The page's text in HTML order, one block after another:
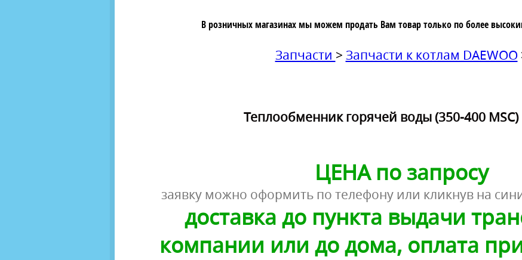
В розничных магазинах мы можем продать Вам товар только по более
Запчасти > Запчасти к котлам DAEWOO
Теплообменник горячей воды (350-400 MSC)
ЦЕНА по запросу
заявку можно оформить по телефону или кликнув на
доставка до пункта выдачи
компании или до дома, оплата